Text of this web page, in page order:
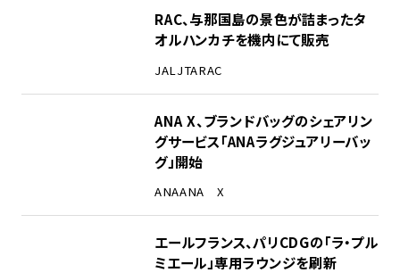
RAC、与那国島の景色が詰まったタ
オルハンカチを機内にて販売
JAL JTARAC
ANA X、ブランドバッグのシェアリン
グサービス「ANAラグジュアリーバッ
グ」開始
ANAANA X
エールフランス、パリCDGの「ラ・プル
ミエール」専用ラウンジを刷新